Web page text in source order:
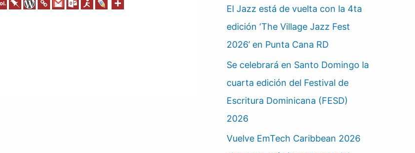
El Jazz está de vuelta con la 4ta
edición ‘The Village Jazz Fest
2026’ en Punta Cana RD
Se celebrará en Santo Domingo la
cuarta edición del Festival de
Escritura Dominicana (FESD)
2026
Vuelve EmTech Caribbean 2026